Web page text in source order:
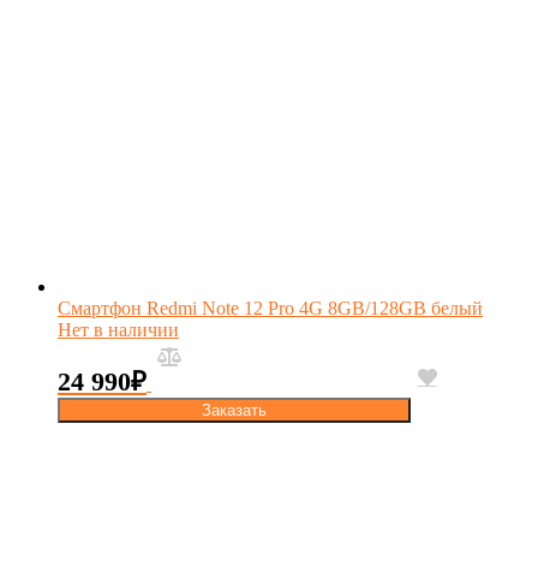
Смартфон Redmi Note 12 Pro 4G 8GB/128GB белый
Нет в наличии
24 990₽
Заказать